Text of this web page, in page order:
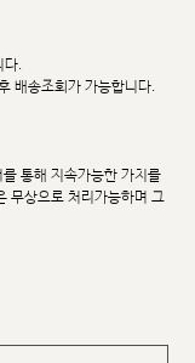
다.
배송조회가 가능합니다.
통해 지속가능한 가치를
무상으로 처리가능하며 그